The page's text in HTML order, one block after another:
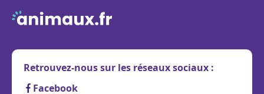
Retrouvez-nous sur les réseaux sociaux :
Facebook